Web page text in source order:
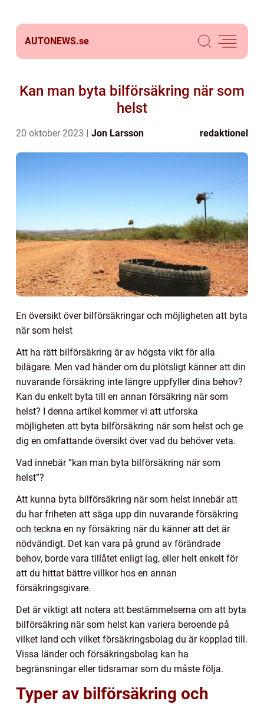
AUTONEWS.se
Kan man byta bilförsäkring när som
helst
20 oktober 2023 Jon Larsson redaktionel
En översikt över bilförsäkringar och möjligheten att byta
när som helst
Att ha rätt bilförsäkring är av högsta vikt för alla
bilägare. Men vad händer om du plötsligt känner att din
nuvarande försäkring inte längre uppfyller dina behov?
Kan du enkelt byta till en annan försäkring när som
helst? I denna artikel kommer vi att utforska
möjligheten att byta bilförsäkring när som helst och ge
dig en omfattande översikt över vad du behöver veta.
Vad innebär ”kan man byta bilförsäkring när som
helst”?
Att kunna byta bilförsäkring när som helst innebär att
du har friheten att säga upp din nuvarande försäkring
och teckna en ny försäkring när du känner att det är
nödvändigt. Det kan vara på grund av förändrade
behov, borde vara tillåtet enligt lag, eller helt enkelt för
att du hittat bättre villkor hos en annan
försäkringsgivare.
Det är viktigt att notera att bestämmelserna om att byta
bilförsäkring när som helst kan variera beroende på
vilket land och vilket försäkringsbolag du är kopplad till.
Vissa länder och försäkringsbolag kan ha
begränsningar eller tidsramar som du måste följa.
Typer av bilförsäkring och